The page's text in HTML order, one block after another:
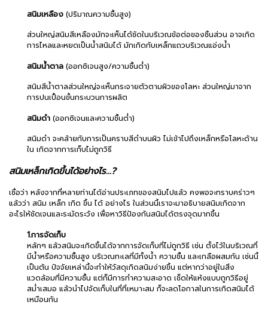
สนิมเหลือง (ปริมาณความชื้นสูง)
ส่วนใหญ่สนิมสีเหลืองมักจะเห็นได้ชัดในบริเวณข้อต่อของชิ้นส่วน อาจเกิด
การไหลและหยดเป็นน้ำสนิมได้ มักเกิดกับเหล็กแถวบริเวณแอ่งน้ำ
สนิมน้ำตาล (ออกซิเจนสูง/ความชื้นต่ำ)
สนิมสีน้ำตาลส่วนใหญ่จะเห็นกระจายตัวตามผิวของโลหะ ส่วนใหญ่มาจาก
การปนเปื้อนขั้นกระบวนการผลิต
สนิมดำ (ออกซิเจนและความชื้นต่ำ)
สนิมดำ จะคล้ายกับการเป็นคราบสีดำบนผิว ไม่เข้าไปถึงเหล็กหรือโลหะด้าน
ใน เกิดจากการเก็บไม่ถูกวิธี
สนิมเหล็กเกิดขึ้นได้อย่างไร...?
เชื่อว่า หลังจากที่หลายท่านได้อ่านประเภทของสนิมไปแล้ว คงพอจะทราบคร่าวๆ
แล้วว่า สนิม เหล็ก เกิด ขึ้น ได้ อย่างไร ในส่วนนี้เราจะมาอธิบายสนิมเกิดจาก
อะไรให้ชัดเจนและระมัดระวัง เพื่อหาวิธีป้องกันสนิมได้ตรงจุดมากขึ้น
1.การจัดเก็บ
หลักๆ แล้วสนิมจะเกิดขึ้นได้จากการจัดเก็บที่ไม่ถูกวิธี เช่น ตั้งไว้ในบริเวณที่
มีน้ำหรือความชื้นสูง บริเวณทะเลที่มีทั้งน้ำ ความชื้น และเกลือผสมกัน เช่นนี้
เป็นต้น ปัจจัยเหล่านี้จะทำให้วัสดุเกิดสนิมง่ายขึ้น แต่หากว่าอยู่ในสิ่ง
แวดล้อมที่มีความชื้น แต่ก็มีการทำความสะอาด เช็ดให้แห้งแบบถูกวิธีอยู่
สม่ำเสมอ แล้วนำไปจัดเก็บในที่ที่เหมาะสม ก็จะลดโอกาสในการเกิดสนิมได้
เหมือนกัน